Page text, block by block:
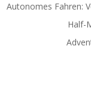
Autonomes Fahren:
Half-